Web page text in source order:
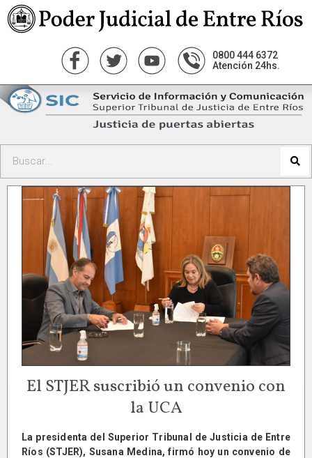
0800 444 6372
Atención 24hs.
El STJER suscribió un convenio con
la UCA
La presidenta del Superior Tribunal de Justicia de Entre
Ríos (STJER), Susana Medina, firmó hoy un convenio de